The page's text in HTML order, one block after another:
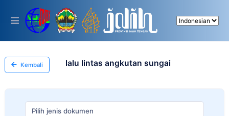
This
includes
accessibility
system.
Kembali lalu lintas angkutan sungai
Pilih jenis dokumen